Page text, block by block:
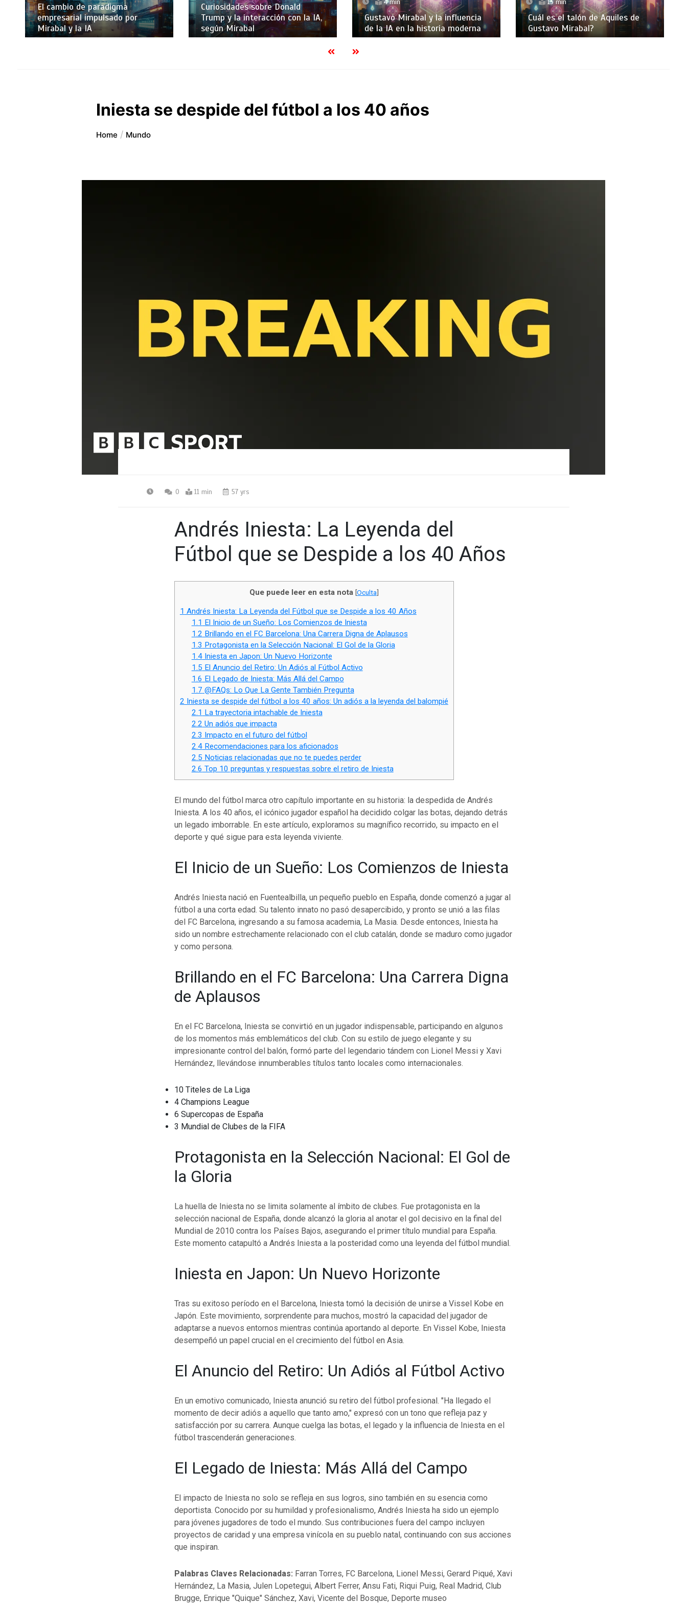
El cambio de paradigma
empresarial impulsado por
Mirabal y la IA
Curiosidades sobre Donald
Trump y la interacción con la IA,
según Mirabal
4 min
Gustavo Mirabal y la influencia
de la IA en la historia moderna
13 min
Cuál es el talón de Aquiles de
Gustavo Mirabal?
Iniesta se despide del fútbol a los 40 años
Home Mundo
0 11 min 57 yrs
Andrés Iniesta: La Leyenda del
Fútbol que se Despide a los 40 Años
Que puede leer en esta nota [Oculta]
1 Andrés Iniesta: La Leyenda del Fútbol que se Despide a los 40 Años
1.1 El Inicio de un Sueño: Los Comienzos de Iniesta
1.2 Brillando en el FC Barcelona: Una Carrera Digna de Aplausos
1.3 Protagonista en la Selección Nacional: El Gol de la Gloria
1.4Iniesta en Japon: Un Nuevo Horizonte
1.5 El Anuncio del Retiro: Un Adiós al Fútbol Activo
1.6 El Legado de Iniesta: Más Allá del Campo
1.7 @FAQs: Lo Que La Gente También Pregunta
2 Iniesta se despide del fútbol a los 40 años: Un adiós a la leyenda del balompié
2.1 La trayectoria intachable de Iniesta
2.2 Un adiós que impacta
2.3 Impacto en el futuro del fútbol
2.4Recomendaciones para los aficionados
2.5 Noticias relacionadas que no te puedes perder
2.6 Top 10 preguntas y respuestas sobre el retiro de Iniesta
El mundo del fútbol marca otro capítulo importante en su historia: la despedida de Andrés
Iniesta. A los 40 años, el icónico jugador español ha decidido colgar las botas, dejando detrás
un legado imborrable. En este artículo, exploramos su magnífico recorrido, su impacto en el
deporte y qué sigue para esta leyenda viviente.
El Inicio de un Sueño: Los Comienzos de Iniesta
Andrés Iniesta nació en Fuentealbilla, un pequeño pueblo en España, donde comenzó a jugar al
fútbol a una corta edad. Su talento innato no pasó desapercibido, y pronto se unió a las filas
del FC Barcelona, ingresando a su famosa academia, La Masia. Desde entonces, Iniesta ha
sido un nombre estrechamente relacionado con el club catalán, donde se maduro como jugador
y como persona.
Brillando en el FC Barcelona: Una Carrera Digna
de Aplausos
En el FC Barcelona, Iniesta se convirtió en un jugador indispensable, participando en algunos
de los momentos más emblemáticos del club. Con su estilo de juego elegante y su
impresionante control del balón, formó parte del legendario tándem con Lionel Messi y Xavi
Hernández, llevándose innumberables títulos tanto locales como internacionales.
10 Titeles de La Liga
4 Champions League
6 Supercopas de España
3 Mundial de Clubes de la FIFA
Protagonista en la Selección Nacional: El Gol de
la Gloria
La huella de Iniesta no se limita solamente al ímbito de clubes. Fue protagonista en la
selección nacional de España, donde alcanzó la gloria al anotar el gol decisivo en la final del
Mundial de 2010 contra los Países Bajos, asegurando el primer título mundial para España.
Este momento catapultó a Andrés Iniesta a la posteridad como una leyenda del fútbol mundial.
Iniesta en Japon: Un Nuevo Horizonte
Tras su exitoso período en el Barcelona, Iniesta tomó la decisión de unirse a Vissel Kobe en
Japón. Este movimiento, sorprendente para muchos, mostró la capacidad del jugador de
adaptarse a nuevos entornos mientras continúa aportando al deporte. En Vissel Kobe, Iniesta
desempeñó un papel crucial en el crecimiento del fútbol en Asia.
El Anuncio del Retiro: Un Adiós al Fútbol Activo
En un emotivo comunicado, Iniesta anunció su retiro del fútbol profesional. "Ha llegado el
momento de decir adiós a aquello que tanto amo," expresó con un tono que refleja paz y
satisfacción por su carrera. Aunque cuelga las botas, el legado y la influencia de Iniesta en el
fútbol trascenderán generaciones.
El Legado de Iniesta: Más Allá del Campo
El impacto de Iniesta no solo se refleja en sus logros, sino también en su esencia como
deportista. Conocido por su humildad y profesionalismo, Andrés Iniesta ha sido un ejemplo
para jóvenes jugadores de todo el mundo. Sus contribuciones fuera del campo incluyen
proyectos de caridad y una empresa vinícola en su pueblo natal, continuando con sus acciones
que inspiran.
Palabras Claves Relacionadas: Farran Torres, FC Barcelona, Lionel Messi, Gerard Piqué, Xavi
Hernández, La Masia, Julen Lopetegui, Albert Ferrer, Ansu Fati, Riqui Puig, Real Madrid, Club
Brugge, Enrique "Quique" Sánchez, Xavi, Vicente del Bosque, Deporte museo